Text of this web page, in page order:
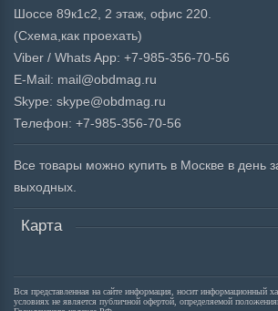
Шоссе 89к1с2, 2 этаж, офис 220.
(Схема, как проехать)
Viber / Whats App: +7-985-356-70-56
E-Mail: mail@obdmag.ru
Skype: skype@obdmag.ru
Телефон: +7-985-356-70-56
Все товары можно купить в Москве в день
выходных.
Карта
Вся представленная на сайте информация, носит информационный
условиях не является публичной офертой, определяемой